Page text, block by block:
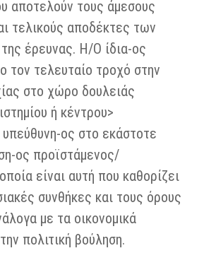
αποτελούν τους άμεσους
τελικούς αποδέκτες των
έρευνας. Η/Ο ίδια-ος
τον τελευταίο τροχό στην
στο χώρο δουλειάς
ή κέντρου>
υπεύθυνη-ος στο εκάστοτε
ος προϊστάμενος/
είναι αυτή που καθορίζει
συνθήκες και τους όρους
με τα οικονομικά
πολιτική βούληση.